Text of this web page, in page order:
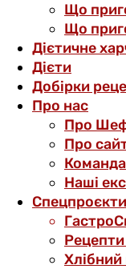
Що
Що
Дієтичне
Дієти
Добірки
Про нас
Про
Про
Команда
Наші
Спецпроєкти